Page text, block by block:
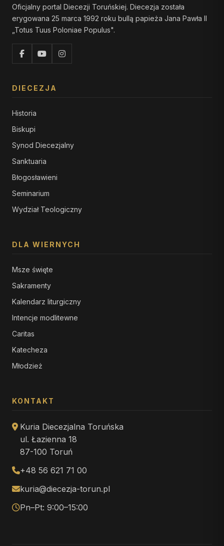
Oficjalny portal Diecezji Toruńskiej. Diecezja została
erygowana 25 marca 1992 roku bullą papieża Jana Pawła II
„Totus Tuus Poloniae Populus".
DIECEZJA
Historia
Biskupi
Synod Diecezjalny
Sanktuaria
Błogosławieni
Seminarium
Wydział Teologiczny
DLA WIERNYCH
Msze święte
Sakramenty
Kalendarz liturgiczny
Intencje modlitewne
Caritas
Katecheza
Młodzież
KONTAKT
Kuria Diecezjalna Toruńska
ul. Łazienna 18
87-100 Toruń
+48 56 621 71 00
kuria@diecezja-torun.pl
Pn–Pt: 9:00–15:00